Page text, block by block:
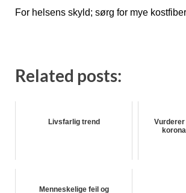
For helsens skyld; sørg for mye
Related posts:
Livsfarlig trend
Menneskelige feil og